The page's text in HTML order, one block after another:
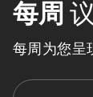
每周
每周为您呈